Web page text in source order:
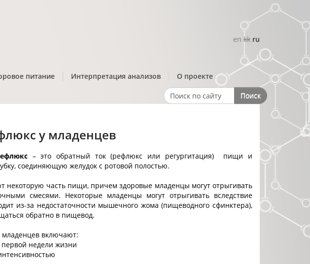
en kk ru
питание Интерпретация анализов О проекте
Search formПоиск
у младенцев
– это обратный ток (рефлюкс или регургитация) пищи и
соединяющую желудок с ротовой полостью.
некоторую часть пищи, причем здоровые младенцы могут отрыгивать
смесями. Некоторые младенцы могут отрыгивать вследствие
из-за недостаточности мышечного жома (пищеводного сфинктера),
обратно в пищевод.
младенцев включают:
недели жизни